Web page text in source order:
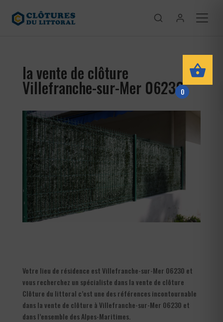
la vente de clôture
Villefranche-sur-Mer 06230
Votre lieu de résidence est Villefranche-sur-Mer 06230 et
vous recherchez un spécialiste dans la vente de clôture
Clôture du littoral c’est une des références incontournable
dans la vente de clôture à Villefranche-sur-Mer 06230 et
dans l’ensemble des Alpes-Maritimes.
0